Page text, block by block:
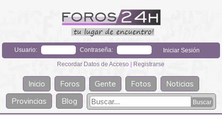
Usuario: Contraseña:
Recordar Datos de Acceso | Registrarse
Inicio Foros Gente Fotos
Noticias
Provincias
Blog